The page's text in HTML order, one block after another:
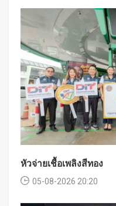
หัวจ่ายเชื้อเพลิงสีทอง
05-08-2026 20:20